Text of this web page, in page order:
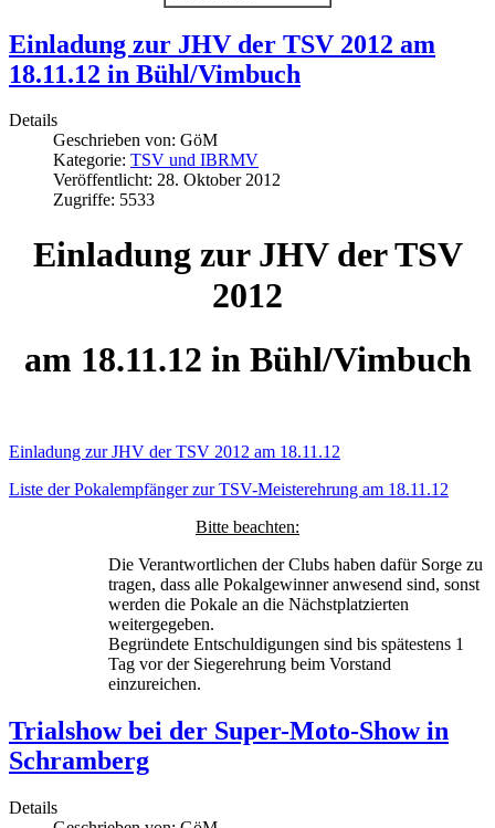
Einladung zur JHV der TSV 2012 am
18.11.12 in Bühl/Vimbuch
Details
Geschrieben von: GöM
Kategorie: TSV und IBRMV
Veröffentlicht: 28. Oktober 2012
Zugriffe: 5533
Einladung zur JHV der TSV
2012
am 18.11.12 in Bühl/Vimbuch
Einladung zur JHV der TSV 2012 am 18.11.12
Liste der Pokalempfänger zur TSV-Meisterehrung am 18.11.12
Bitte beachten:
Die Verantwortlichen der Clubs haben dafür Sorge zu
tragen, dass alle Pokalgewinner anwesend sind, sonst
werden die Pokale an die Nächstplatzierten
weitergegeben.
Begründete Entschuldigungen sind bis spätestens 1
Tag vor der Siegerehrung beim Vorstand
einzureichen.
Trialshow bei der Super-Moto-Show in
Schramberg
Details